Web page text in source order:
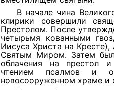
В начале чина
клирики совершили
Престолом. После
четырьмя кованными
Иисуса Христа на
Святым Миром. Затем
облачения на престол и
чтением псалмов и
новосооруженном храме